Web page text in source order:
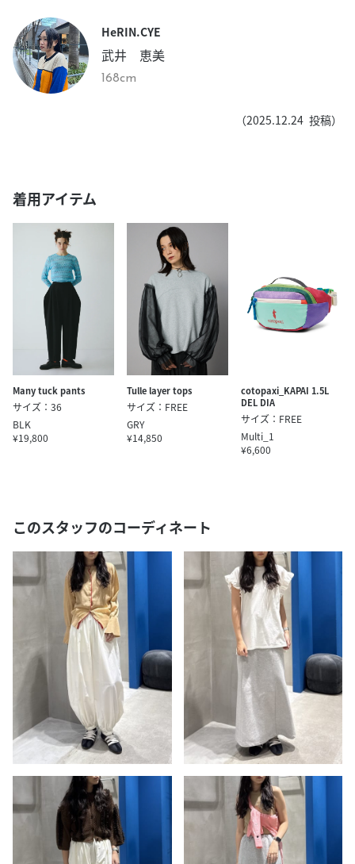
HeRIN.CYE
武井 恵美
168cm
（2025.12.24 投稿）
着用アイテム
Many tuck pants
サイズ：36
BLK
¥19,800
Tulle layer tops
サイズ：FREE
GRY
¥14,850
cotopaxi_KAPAI 1.5L
DEL DIA
サイズ：FREE
Multi_1
¥6,600
このスタッフのコーディネート